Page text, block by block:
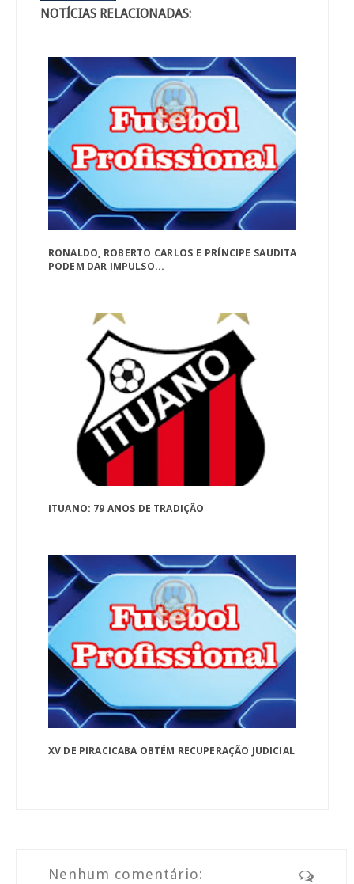
NOTÍCIAS RELACIONADAS:
RONALDO, ROBERTO CARLOS E PRÍNCIPE SAUDITA
PODEM DAR IMPULSO...
ITUANO: 79 ANOS DE TRADIÇÃO
XV DE PIRACICABA OBTÉM RECUPERAÇÃO JUDICIAL
Nenhum comentário: